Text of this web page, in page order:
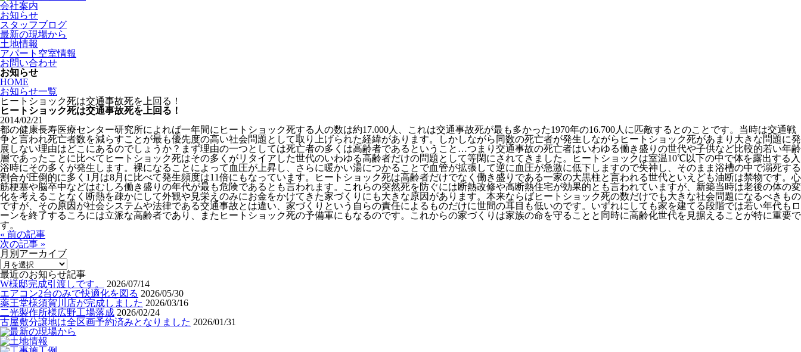
会社案内
お知らせ
スタッフブログ
最新の現場から
土地情報
アパート空室情報
お問い合わせ
お知らせ
HOME
お知らせ一覧
ヒートショック死は交通事故死を上回る！
ヒートショック死は交通事故死を上回る！
2014/02/21
都の健康長寿医療センター研究所によれば一年間にヒートショック死する人の数は約17.000人、これは交通事故死が最も多かった1970年の16.700人に匹敵するとのことです。当時は交通戦
争と言われ死亡者数を減らすことが最も優先度の高い社会問題として取り上げられた経緯があります。しかしながら同数の死亡者が発生しながらヒートショック死があまり大きな問題に発
展しない理由はどこにあるのでしょうか？まず理由の一つとしては死亡者の多くは高齢者であるということ…つまり交通事故の死亡者はいわゆる働き盛りの世代や子供など比較的若い年齢
層であったことに比べてヒートショック死はその多くがリタイアした世代のいわゆる高齢者だけの問題として等閑にされてきました。ヒートショックは室温10℃以下の中で体を露出する入
浴時にその多くが発生します。裸になることによって血圧が上昇し、さらに暖かい湯につかることで血管が拡張して逆に血圧が急激に低下しますので失神し、そのまま浴槽の中で溺死する
割合が圧倒的に多く1月は8月に比べて発生頻度は11倍にもなっています。ヒートショック死は高齢者だけでなく働き盛りである一家の大黒柱と言われる世代といえども油断は禁物です。心
筋梗塞や脳卒中などはむしろ働き盛りの年代が最も危険であるとも言われます。これらの突然死を防ぐには断熱改修や高断熱住宅が効果的とも言われていますが、新築当時は老後の体の変
化を考えることなく断熱を疎かにして外観や見栄えのみにお金をかけてきた家づくりにも大きな原因があります。本来ならばヒートショック死の数だけでも大きな社会問題になるべきもの
ですが、その原因が社会システムや法律である交通事故とは違い、家づくりという自らの責任によるものだけに世間の耳目も低いのです。いずれにしても家を建てる段階では若い年代もロ
ーンを終了するころには立派な高齢者であり、またヒートショック死の予備軍にもなるのです。これからの家づくりは家族の命を守ることと同時に高齢化世代を見据えることが特に重要で
す。
« 前の記事
次の記事 »
月別アーカイブ
最近のお知らせ記事
W様邸完成引渡しです。
2026/07/14
エアコン2台のみで快適化を図る 2026/05/30
薬王堂様須賀川店が完成しました 2026/03/16
二光製作所様広野工場落成 2026/02/24
古屋敷分譲地は全区画予約済みとなりました 2026/01/31